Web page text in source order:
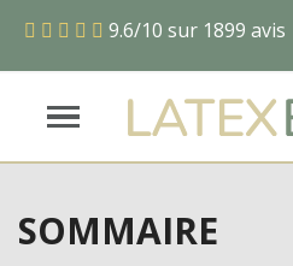
9.6/10 sur 1899 avis
SOMMAIRE